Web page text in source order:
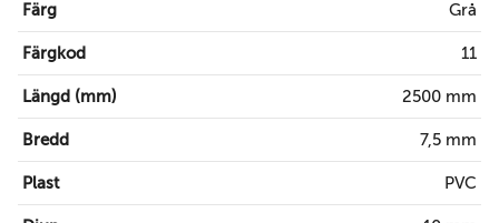
Färg Grå
Färgkod 11
Längd (mm) 2500 mm
Bredd 7,5 mm
Plast PVC